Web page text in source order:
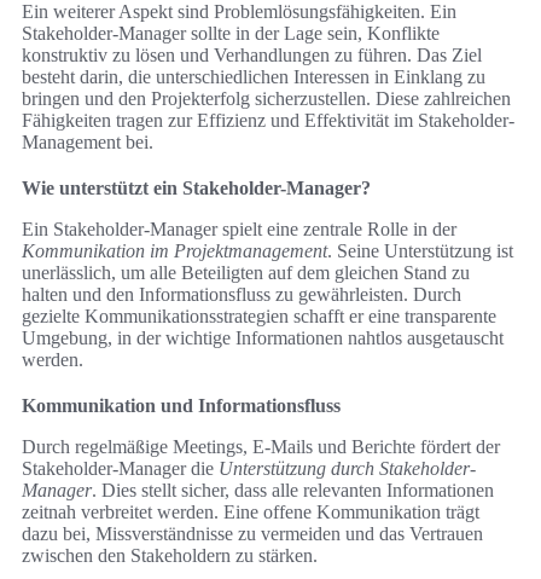
Ein weiterer Aspekt sind Problemlösungsfähigkeiten. Ein
Stakeholder-Manager sollte in der Lage sein, Konflikte
konstruktiv zu lösen und Verhandlungen zu führen. Das Ziel
besteht darin, die unterschiedlichen Interessen in Einklang zu
bringen und den Projekterfolg sicherzustellen. Diese zahlreichen
Fähigkeiten tragen zur Effizienz und Effektivität im Stakeholder-
Management bei.
Wie unterstützt ein Stakeholder-Manager?
Ein Stakeholder-Manager spielt eine zentrale Rolle in der
Kommunikation im Projektmanagement. Seine Unterstützung ist
unerlässlich, um alle Beteiligten auf dem gleichen Stand zu
halten und den Informationsfluss zu gewährleisten. Durch
gezielte Kommunikationsstrategien schafft er eine transparente
Umgebung, in der wichtige Informationen nahtlos ausgetauscht
werden.
Kommunikation und Informationsfluss
Durch regelmäßige Meetings, E-Mails und Berichte fördert der
Stakeholder-Manager die Unterstützung durch Stakeholder-
Manager. Dies stellt sicher, dass alle relevanten Informationen
zeitnah verbreitet werden. Eine offene Kommunikation trägt
dazu bei, Missverständnisse zu vermeiden und das Vertrauen
zwischen den Stakeholdern zu stärken.